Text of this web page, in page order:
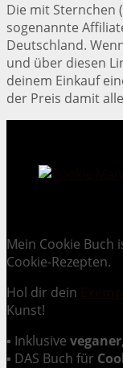
Die mit Sternchen
sogenannte
Deutschland.
und über diesen
deinem Einkauf
der Preis damit
Mein Cookie Buch
Cookie-Rezepten.
Hol dir dein
Kunst!
▪ Inklusive
▪ DAS Buch für